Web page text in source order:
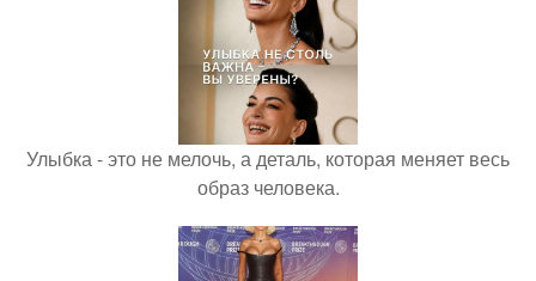
Улыбка - это не мелочь, а деталь, которая меняет весь
образ человека.